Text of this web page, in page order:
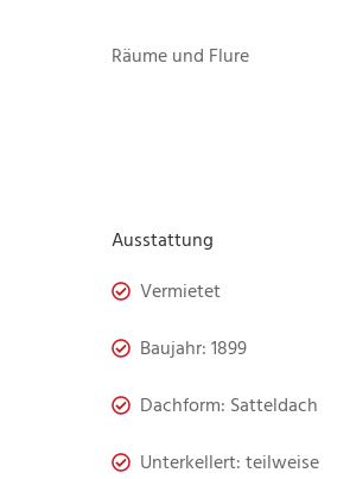
Räume und Flure
Ausstattung
Vermietet
Baujahr: 1899
Dachform: Satteldach
Unterkellert: teilweise